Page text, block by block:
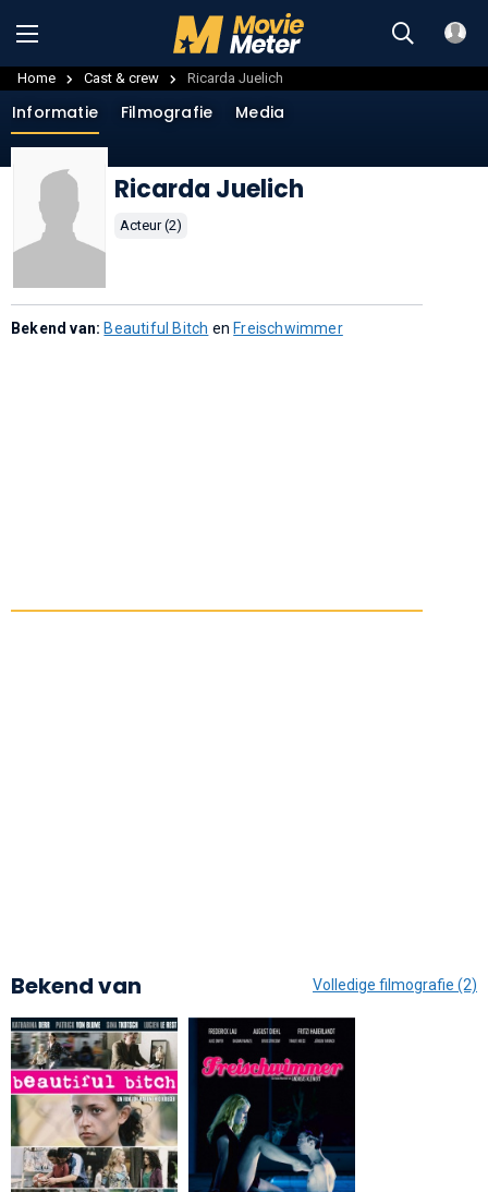
Home Cast & crew Ricarda Juelich
Informatie Filmografie Media
Ricarda Juelich
Acteur (2)
Bekend van: Beautiful Bitch en Freischwimmer
Bekend van Volledige filmografie (2)